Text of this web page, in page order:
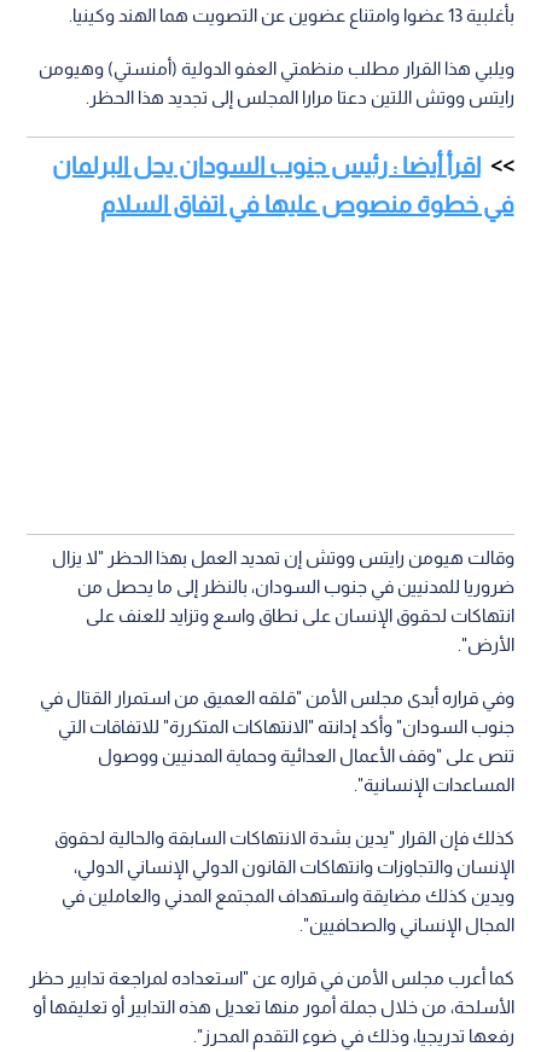
بأغلبية 13 عضوا وامتناع عضوين عن التصويت هما الهند وكينيا.
ويلبي هذا القرار مطلب منظمتي العفو الدولية (أمنستي) وهيومن
رايتس ووتش اللتين دعتا مرارا المجلس إلى تجديد هذا الحظر.
اقرأ أيضا : رئيس جنوب السودان يحل البرلمان
في خطوة منصوص عليها في اتفاق السلام
وقالت هيومن رايتس ووتش إن تمديد العمل بهذا الحظر "لا يزال
ضروريا للمدنيين في جنوب السودان، بالنظر إلى ما يحصل من
انتهاكات لحقوق الإنسان على نطاق واسع وتزايد للعنف على
الأرض".
وفي قراره أبدى مجلس الأمن "قلقه العميق من استمرار القتال في
جنوب السودان" وأكد إدانته "الانتهاكات المتكررة" للاتفاقات التي
تنص على "وقف الأعمال العدائية وحماية المدنيين ووصول
المساعدات الإنسانية".
كذلك فإن القرار "يدين بشدة الانتهاكات السابقة والحالية لحقوق
الإنسان والتجاوزات وانتهاكات القانون الدولي الإنساني الدولي،
ويدين كذلك مضايقة واستهداف المجتمع المدني والعاملين في
المجال الإنساني والصحافيين".
كما أعرب مجلس الأمن في قراره عن "استعداده لمراجعة تدابير حظر
الأسلحة، من خلال جملة أمور منها تعديل هذه التدابير أو تعليقها أو
رفعها تدريجيا، وذلك في ضوء التقدم المحرز".